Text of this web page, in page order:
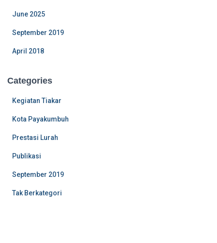
June 2025
September 2019
April 2018
Categories
Kegiatan Tiakar
Kota Payakumbuh
Prestasi Lurah
Publikasi
September 2019
Tak Berkategori